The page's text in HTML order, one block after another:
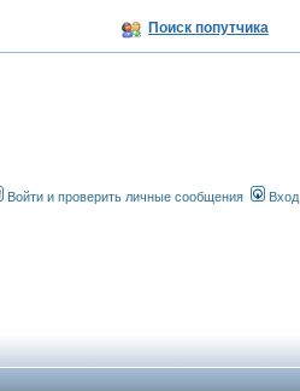
Поиск попутчика
Войти и проверить личные сообщения Вход